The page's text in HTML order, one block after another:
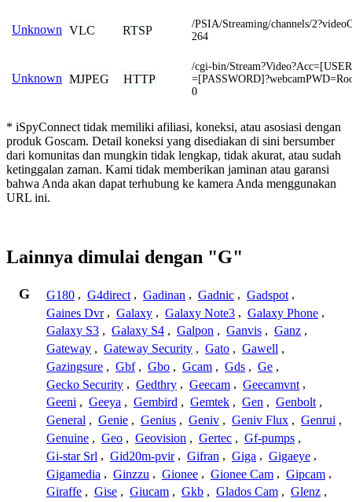
Unknown VLC RTSP
/PSIA/Streaming/channels/
264
Unknown MJPEG HTTP
/cgi-bin/
0
* iSpyConnect tidak memiliki afiliasi, koneksi, atau asosiasi dengan
produk Goscam. Detail koneksi yang disediakan di sini bersumber
dari komunitas dan mungkin tidak lengkap, tidak akurat, atau sudah
ketinggalan zaman. Kami tidak memberikan jaminan atau garansi
bahwa Anda akan dapat terhubung ke kamera Anda menggunakan
URL ini.
Lainnya dimulai dengan "G"
G G180 , G4direct , Gadinan , Gadnic , Gadspot ,
Gaines Dvr , Galaxy , Galaxy Note3 , Galaxy Phone ,
Galaxy S3 , Galaxy S4 , Galpon , Ganvis , Ganz ,
Gateway , Gateway Security , Gato , Gawell ,
Gazingsure , Gbf , Gbo , Gcam , Gds , Ge ,
Gecko Security , Gedthry , Geecam , Geecamvnt ,
Geeni , Geeya , Gembird , Gemtek , Gen , Genbolt ,
General , Genie , Genius , Geniv , Geniv Flux , Genrui ,
Genuine , Geo , Geovision , Gertec , Gf-pumps ,
Gi-star Srl , Gid20m-pvir , Gifran , Giga , Gigaeye ,
Gigamedia , Ginzzu , Gionee , Gionee Cam , Gipcam ,
Giraffe , Gise , Giucam , Gkb , Glados Cam , Glenz ,